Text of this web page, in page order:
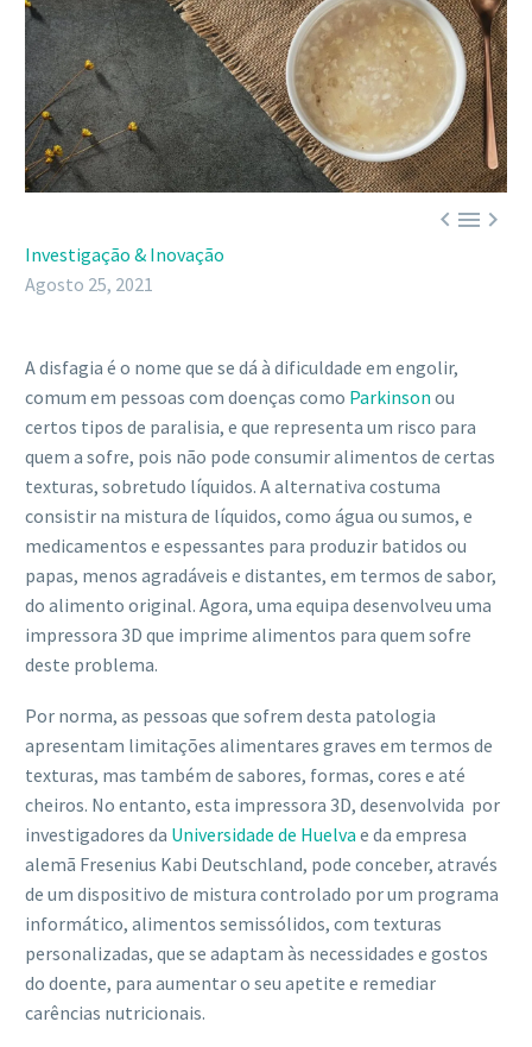

Investigação & Inovação
Agosto 25, 2021
A disfagia é o nome que se dá à dificuldade em engolir,
comum em pessoas com doenças como Parkinson ou
certos tipos de paralisia, e que representa um risco para
quem a sofre, pois não pode consumir alimentos de certas
texturas, sobretudo líquidos. A alternativa costuma
consistir na mistura de líquidos, como água ou sumos, e
medicamentos e espessantes para produzir batidos ou
papas, menos agradáveis e distantes, em termos de sabor,
do alimento original. Agora, uma equipa desenvolveu uma
impressora 3D que imprime alimentos para quem sofre
deste problema.
Por norma, as pessoas que sofrem desta patologia
apresentam limitações alimentares graves em termos de
texturas, mas também de sabores, formas, cores e até
cheiros. No entanto, esta impressora 3D, desenvolvida por
investigadores da Universidade de Huelva e da empresa
alemã Fresenius Kabi Deutschland, pode conceber, através
de um dispositivo de mistura controlado por um programa
informático, alimentos semissólidos, com texturas
personalizadas, que se adaptam às necessidades e gostos
do doente, para aumentar o seu apetite e remediar
carências nutricionais.